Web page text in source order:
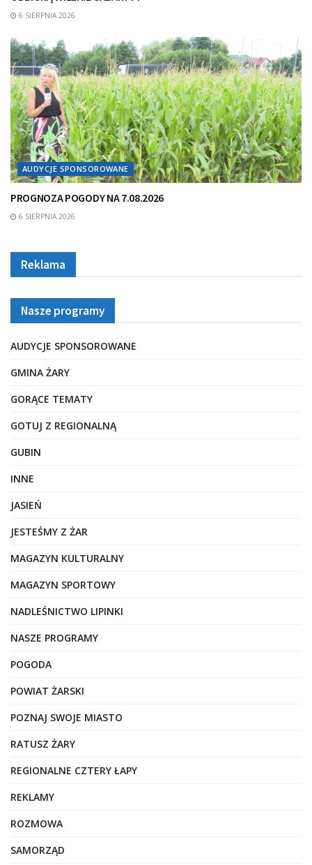
6 SIERPNIA 2026
AUDYCJE SPONSOROWANE
PROGNOZA POGODY NA 7.08.2026
6 SIERPNIA 2026
Reklama
Nasze programy
AUDYCJE SPONSOROWANE
GMINA ŻARY
GORĄCE TEMATY
GOTUJ Z REGIONALNĄ
GUBIN
INNE
JASIEŃ
JESTEŚMY Z ŻAR
MAGAZYN KULTURALNY
MAGAZYN SPORTOWY
NADLEŚNICTWO LIPINKI
NASZE PROGRAMY
POGODA
POWIAT ŻARSKI
POZNAJ SWOJE MIASTO
RATUSZ ŻARY
REGIONALNE CZTERY ŁAPY
REKLAMY
ROZMOWA
SAMORZĄD